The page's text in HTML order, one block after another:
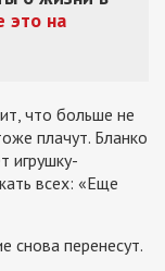
это на
что больше не
плачут. Бланко
игрушку-
всех: «Еще
снова перенесут.